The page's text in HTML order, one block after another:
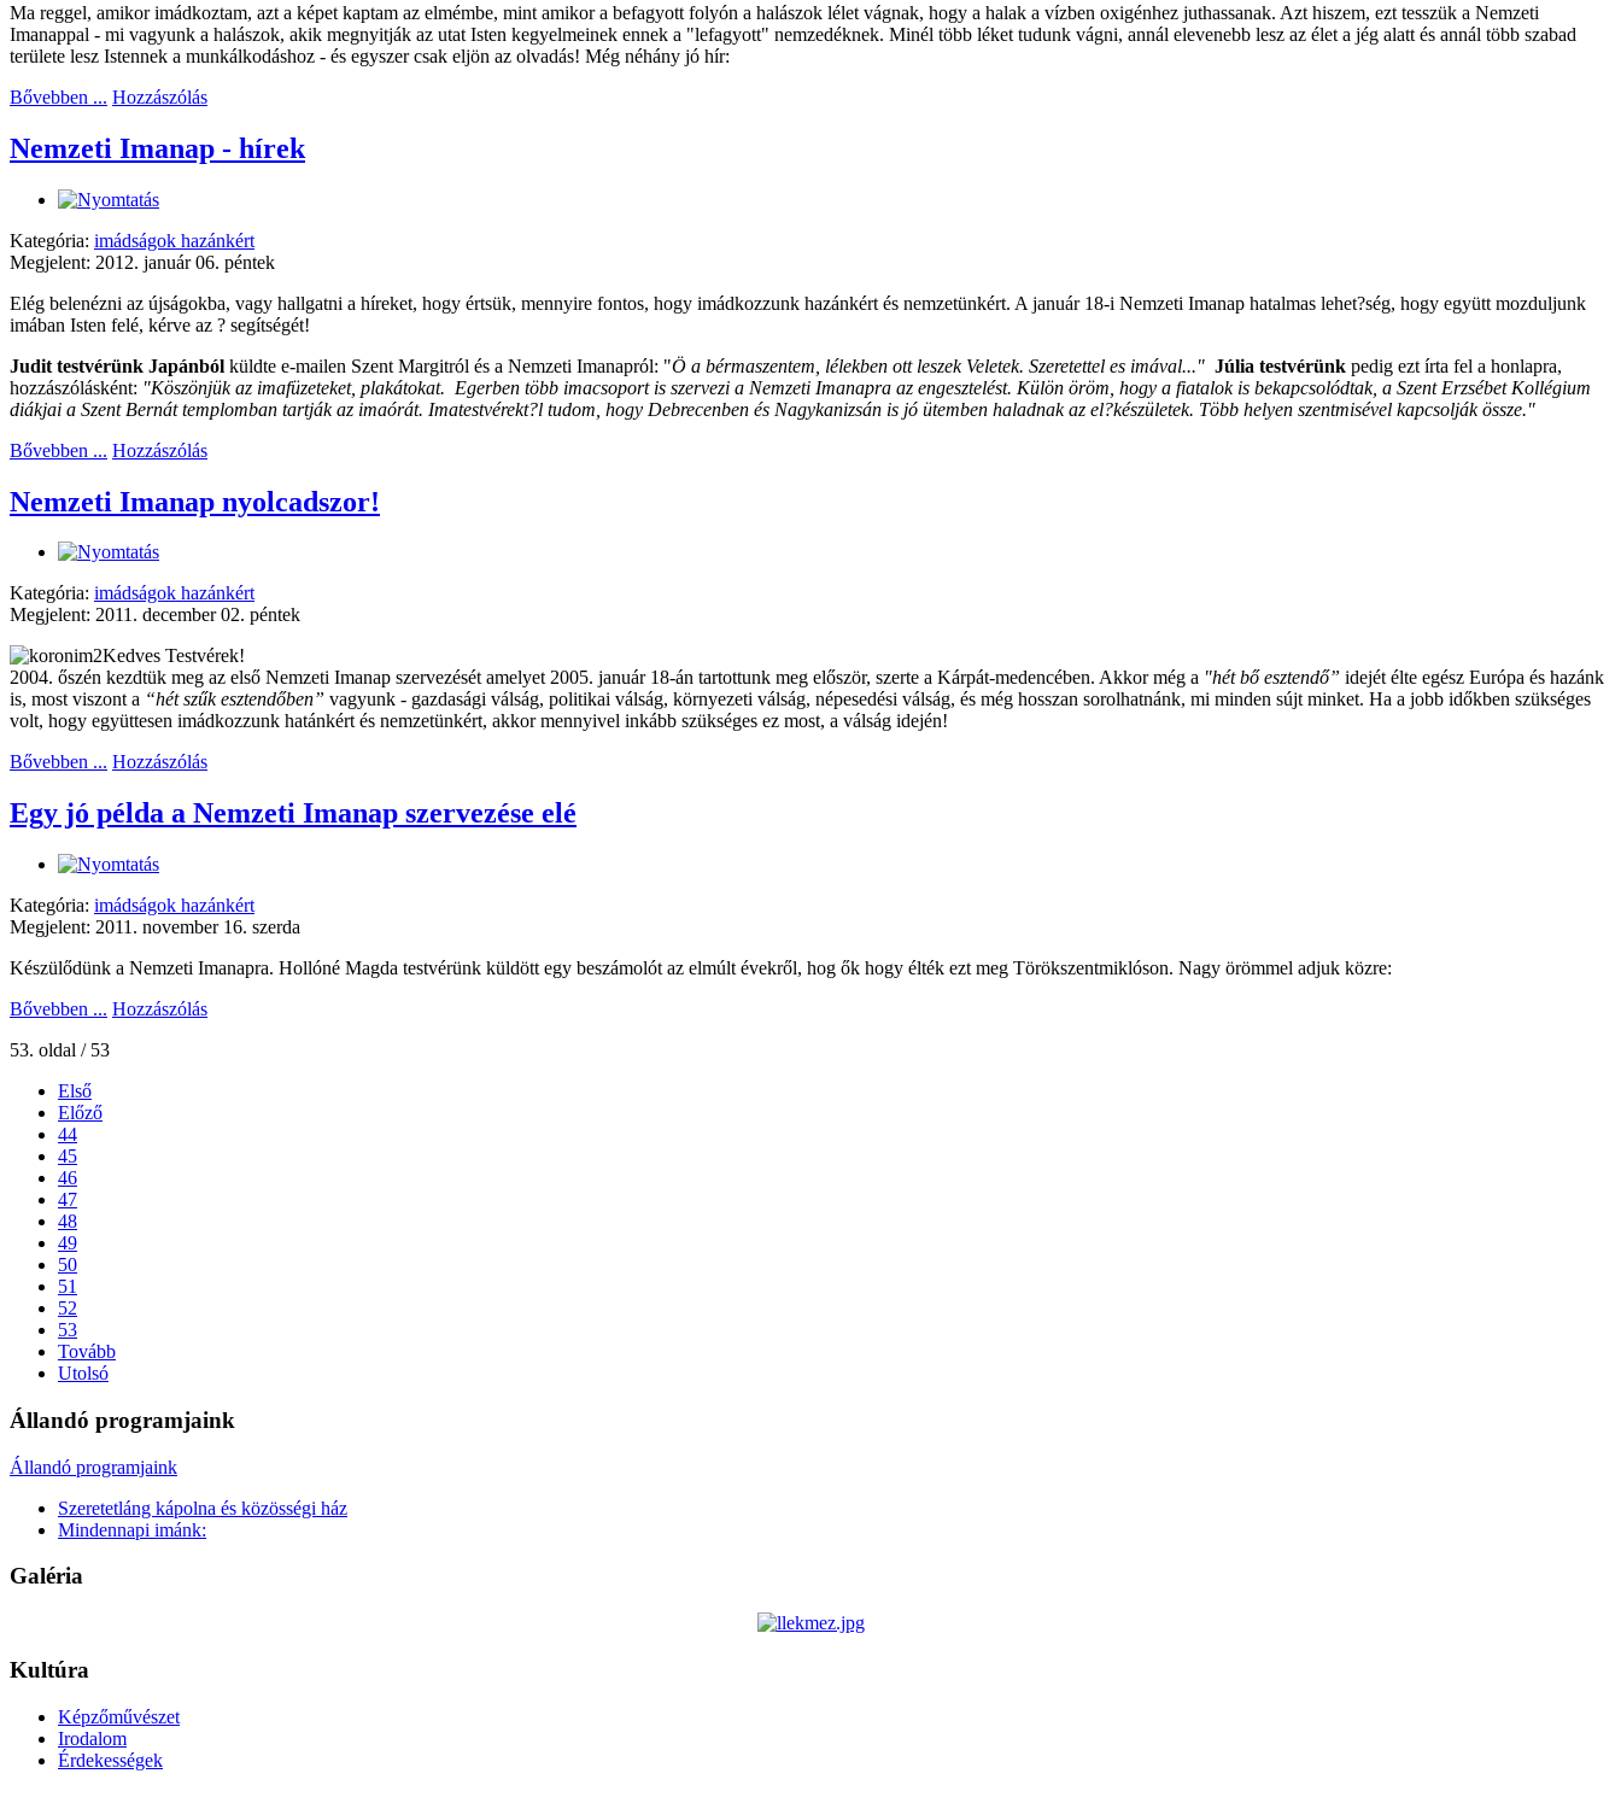
Ma reggel, amikor imádkoztam, azt a képet kaptam az elmémbe, mint amikor a befagyott folyón a halászok lélet vágnak, hogy a halak a vízben oxigénhez juthassanak. Azt hiszem, ezt tesszük a Nemzeti
Imanappal - mi vagyunk a halászok, akik megnyitják az utat Isten kegyelmeinek ennek a "lefagyott" nemzedéknek. Minél több léket tudunk vágni, annál elevenebb lesz az élet a jég alatt és annál több szabad
területe lesz Istennek a munkálkodáshoz - és egyszer csak eljön az olvadás! Még néhány jó hír:
Bővebben ... Hozzászólás
Nemzeti Imanap - hírek
Kategória: imádságok hazánkért
Megjelent: 2012. január 06. péntek
Elég belenézni az újságokba, vagy hallgatni a híreket, hogy értsük, mennyire fontos, hogy imádkozzunk hazánkért és nemzetünkért. A január 18-i Nemzeti Imanap hatalmas lehet?ség, hogy együtt mozduljunk
imában Isten felé, kérve az ? segítségét!
Judit testvérünk Japánból küldte e-mailen Szent Margitról és a Nemzeti Imanapról: "Ö a bérmaszentem, lélekben ott leszek Veletek. Szeretettel es imával..." Júlia testvérünk pedig ezt írta fel a honlapra,
hozzászólásként: "Köszönjük az imafüzeteket, plakátokat. Egerben több imacsoport is szervezi a Nemzeti Imanapra az engesztelést. Külön öröm, hogy a fiatalok is bekapcsolódtak, a Szent Erzsébet Kollégium
diákjai a Szent Bernát templomban tartják az imaórát. Imatestvérekt?l tudom, hogy Debrecenben és Nagykanizsán is jó ütemben haladnak az el?készületek. Több helyen szentmisével kapcsolják össze."
Bővebben ... Hozzászólás
Nemzeti Imanap nyolcadszor!
Kategória: imádságok hazánkért
Megjelent: 2011. december 02. péntek
Kedves Testvérek!
2004. őszén kezdtük meg az első Nemzeti Imanap szervezését amelyet 2005. január 18-án tartottunk meg először, szerte a Kárpát-medencében. Akkor még a "hét bő esztendő” idejét élte egész Európa és hazánk
is, most viszont a “hét szűk esztendőben” vagyunk - gazdasági válság, politikai válság, környezeti válság, népesedési válság, és még hosszan sorolhatnánk, mi minden sújt minket. Ha a jobb időkben szükséges
volt, hogy együttesen imádkozzunk hatánkért és nemzetünkért, akkor mennyivel inkább szükséges ez most, a válság idején!
Bővebben ... Hozzászólás
Egy jó példa a Nemzeti Imanap szervezése elé
Kategória: imádságok hazánkért
Megjelent: 2011. november 16. szerda
Készülődünk a Nemzeti Imanapra. Hollóné Magda testvérünk küldött egy beszámolót az elmúlt évekről, hog ők hogy élték ezt meg Törökszentmiklóson. Nagy örömmel adjuk közre:
Bővebben ... Hozzászólás
53. oldal / 53
Első
Előző
44
45
46
47
48
49
50
51
52
53
Tovább
Utolsó
Állandó programjaink
Állandó programjaink
Szeretetláng kápolna és közösségi ház
Mindennapi imánk:
Galéria
Kultúra
Képzőművészet
Irodalom
Érdekességek